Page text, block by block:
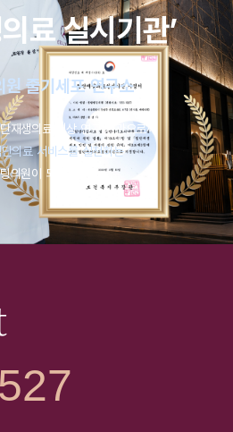
료 실시기관’
원 줄기세포 연구소
재생의료 임상 연구 기관으로써
의료 서비스를 실천하는
의원이 되겠습니다